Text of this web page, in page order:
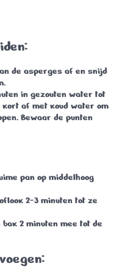
de asperges af en snijd
in gezouten water tot
af met koud water om
Bewaar de punten
pan op middelhoog
2-3 minuten tot ze
bak 2 minuten mee tot de